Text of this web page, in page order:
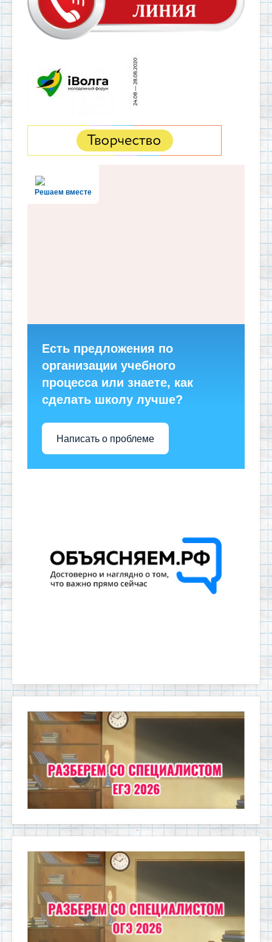
Решаем вместе
Есть предложения по
организации учебного
процесса или знаете, как
сделать школу лучше?
Написать о проблеме